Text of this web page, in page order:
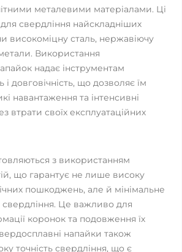
металевими матеріалами. Ці
свердління найскладніших
високоміцну сталь, нержавіючу
Використання
надає інструментам
і довговічність, що дозволяє їм
навантаження та інтенсивні
втрати своїх експлуатаційних
з використанням
що гарантує не лише високу
пошкоджень, але й мінімальне
свердління. Це важливо для
коронок та подовження їх
напайки також
точність свердління, що є